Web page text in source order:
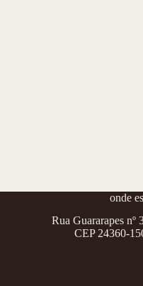
onde
Rua Guararapes nº
CEP 24360-